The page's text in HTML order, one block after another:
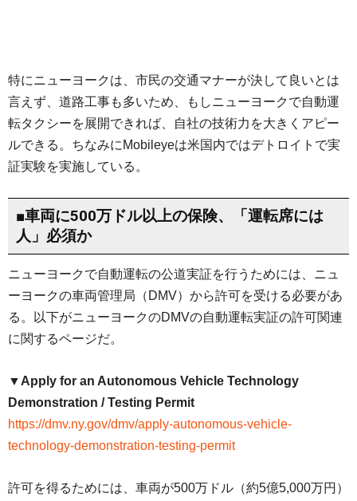
特にニューヨークは、市民の交通マナーが決して良いとは
言えず、道路工事も多いため、もしニューヨークで自動運
転タクシーを展開できれば、自社の技術力を大きくアピー
ルできる。ちなみにMobileyeは米国内ではデトロイトで実
証実験を実施している。
■車両に500万ドル以上の保険、「運転席には
人」必須か
ニューヨークで自動運転の公道実証を行うためには、ニュ
ーヨークの車両管理局（DMV）から許可を受ける必要があ
る。以下がニューヨークのDMVの自動運転実証の許可関連
に関するページだ。
▼Apply for an Autonomous Vehicle Technology
Demonstration / Testing Permit
https://dmv.ny.gov/dmv/apply-autonomous-vehicle-
technology-demonstration-testing-permit
許可を得るためには、車両が500万ドル（約5億5,000万円）